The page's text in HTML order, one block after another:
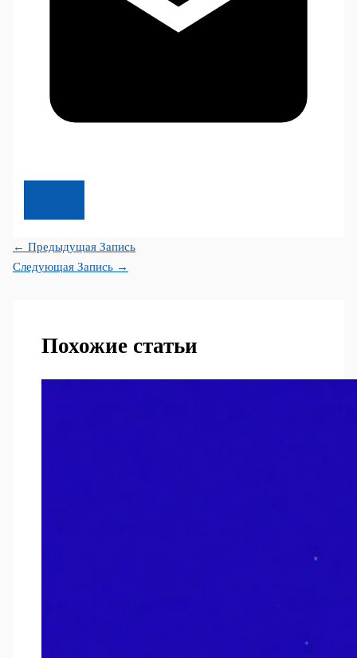
← Предыдущая Запись
Следующая Запись →
Похожие статьи